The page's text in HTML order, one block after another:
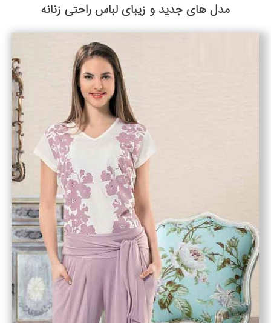
مدل های جدید و زیبای لباس راحتی زنانه